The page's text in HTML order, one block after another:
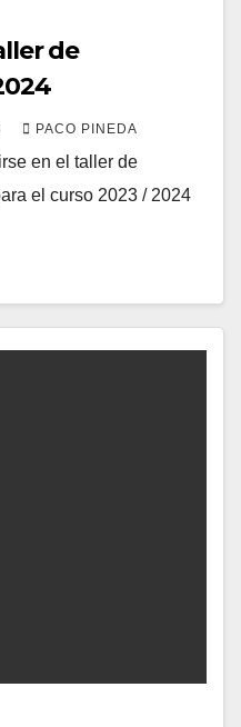
de
PACO PINEDA
en el taller de
el curso 2023 / 2024